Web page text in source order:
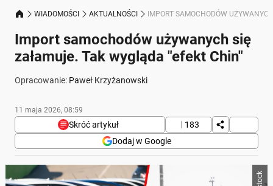
WIADOMOŚCI AKTUALNOŚCI IMPORT SAMOCHODÓW
Import samochodów używanych się
załamuje. Tak wygląda "efekt Chin"
Opracowanie: Paweł Krzyżanowski
11 maja 2026, 08:59
Skróć artykuł
183
Dodaj w Google
Poniżej streszczenie artykułu:
Skrót przygotowany przez Onet Czat z AI, może zawierać błędy.